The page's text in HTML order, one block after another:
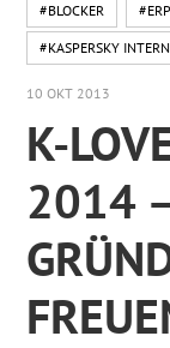
#BLOCKER
#KASPERSKY
10 OKT 2013
K-
2014